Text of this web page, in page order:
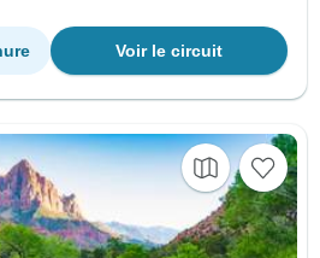
Voir le circuit